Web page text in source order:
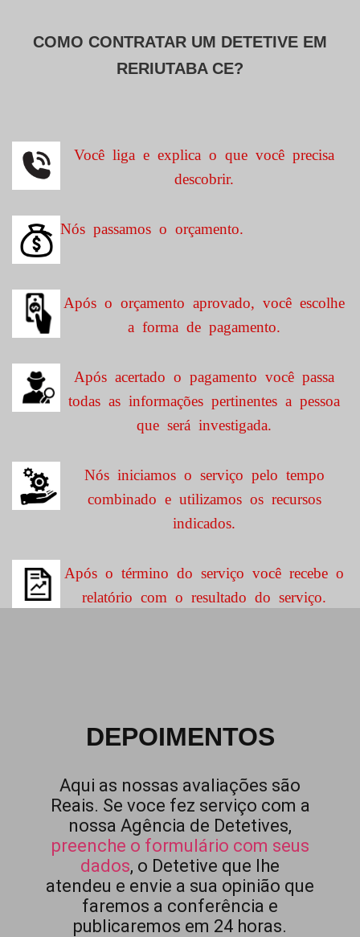
COMO CONTRATAR UM DETETIVE EM
RERIUTABA CE?
Você liga e explica o que você precisa
descobrir.
Nós passamos o orçamento.
Após o orçamento aprovado, você escolhe
a forma de pagamento.
Após acertado o pagamento você passa
todas as informações pertinentes a pessoa
que será investigada.
Nós iniciamos o serviço pelo tempo
combinado e utilizamos os recursos
indicados.
Após o término do serviço você recebe o
relatório com o resultado do serviço.
DEPOIMENTOS
Aqui as nossas avaliações são
Reais. Se voce fez serviço com a
nossa Agência de Detetives,
preenche o formulário com seus
dados, o Detetive que lhe
atendeu e envie a sua opinião que
faremos a conferência e
publicaremos em 24 horas.